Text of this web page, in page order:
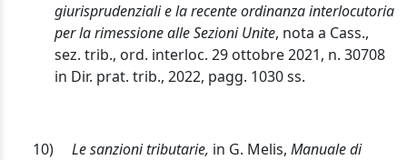
giurisprudenziali e la recente ordinanza interlocutoria
per la rimessione alle Sezioni Unite, nota a Cass.,
sez. trib., ord. interloc. 29 ottobre 2021, n. 30708
in Dir. prat. trib., 2022, pagg. 1030 ss.
10) Le sanzioni tributarie, in G. Melis, Manuale di